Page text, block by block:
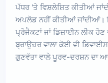
ਪੱਧਰ 'ਤੇ ਵਿਸ਼ਲੇਸ਼ਿਤ ਕੀਤੀਆਂ
ਅਪਲੋਡ ਨਹੀਂ ਕੀਤੀਆਂ ਜਾਂਦੀਆਂ।
ਪ੍ਰੋਜੈਕਟਾਂ ਜਾਂ ਡਿਜ਼ਾਈਨ ਲੀਕ ਹੋਣ
ਬ੍ਰਾਊਜ਼ਰ ਵਾਲਾ ਕੋਈ ਵੀ
ਗੁਣਵੱਤਾ ਵਾਲੇ ਪੂਰਵ-ਦਰਸ਼ਨ ਦਾ